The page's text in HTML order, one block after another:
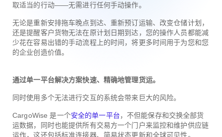
取适当的行动——无需进行任何手动操作。
无论是重新安排拖车晚点到达、重新预订运输、改变仓储计划，
还是提醒客户货物无法在原计划日期到达，您的操作人员都能减
少花在容易出错的手动流程上的时间，将更多时间用于为您和您
的企业创造价值。
通过单一平台解决方案快速、精确地管理货运。
同时使用多个无法进行交互的系统会带来巨大的风险。
CargoWise 是一个安全的单一平台，不但能保存和交换全部货
运数据，同时也能提供所有交易方一个门户来监控和维护供应链
运作，这还包括标准连接器、简易状态更新和全球可见性。